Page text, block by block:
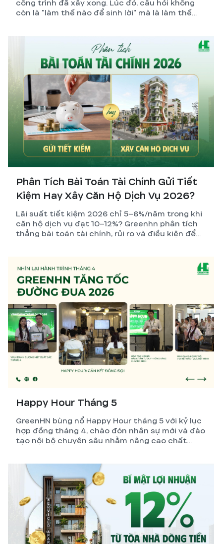
công trình đã xây xong. Lúc đó, câu hỏi không
còn là "làm thế nào để sinh lời" mà là làm thế
Phân Tích Bài Toán Tài Chính Gửi Tiết
Kiệm Hay Xây Căn Hộ Dịch Vụ 2026?
Lãi suất tiết kiệm 2026 chỉ 5–6%/năm trong khi
căn hộ dịch vụ đạt 10–12%? Greenhn phân tích
thẳng bài toán tài chính, rủi ro và điều kiện để
Happy Hour Tháng 5
GreenHN bùng nổ Happy Hour tháng 5 với kỷ lục
hợp đồng tháng 4, chào đón nhân sự mới và đào
tạo nội bộ chuyên sâu nhằm nâng cao chất